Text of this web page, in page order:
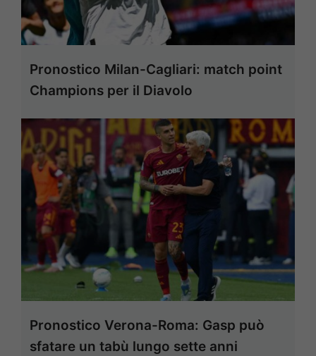
Pronostico Milan-Cagliari: match point
Champions per il Diavolo
Pronostico Verona-Roma: Gasp può
sfatare un tabù lungo sette anni